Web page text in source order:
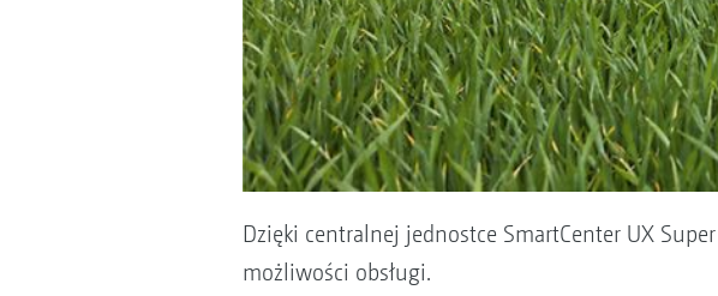
Dzięki centralnej jednostce SmartCenter UX
możliwości obsługi.